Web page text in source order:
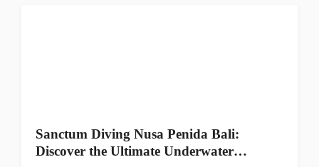
Sanctum Diving Nusa Penida Bali:
Discover the Ultimate Underwater…